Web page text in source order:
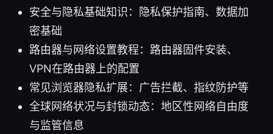
安全与隐私基础知识：隐私保护指南、数据加
密基础
路由器与网络设置教程：路由器固件安装、
VPN在路由器上的配置
常见浏览器隐私扩展：广告拦截、指纹防护等
全球网络状况与封锁动态：地区性网络自由度
与监管信息